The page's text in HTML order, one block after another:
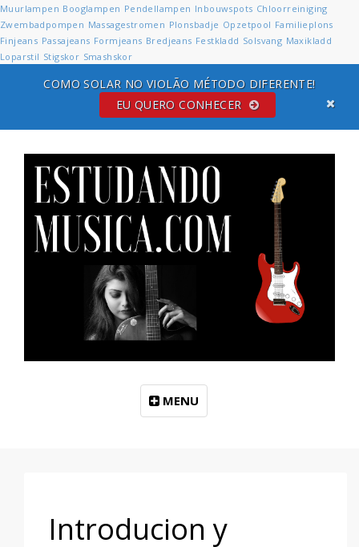
Muurlampen Booglampen Pendellampen Inbouwspots Chloorreiniging
Zwembadpompen Massagestromen Plonsbadje Opzetpool Familieplons
Finjeans Passajeans Formjeans Bredjeans Festkladd Solsvang Maxikladd
Loparstil Stigskor Smashskor
EU QUERO CONHECER
MENU
Introducion y